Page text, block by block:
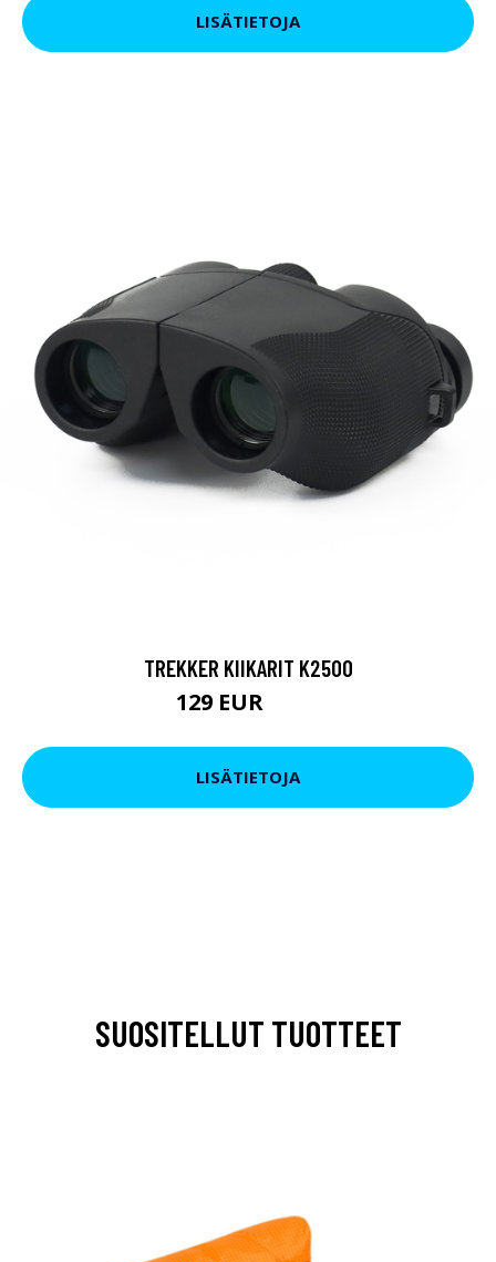
LISÄTIETOJA
TREKKER KIIKARIT K2500
129 EUR
LISÄTIETOJA
SUOSITELLUT TUOTTEET